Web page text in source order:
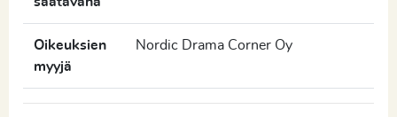
Oikeuksien
myyjä
Nordic Drama Corner Oy